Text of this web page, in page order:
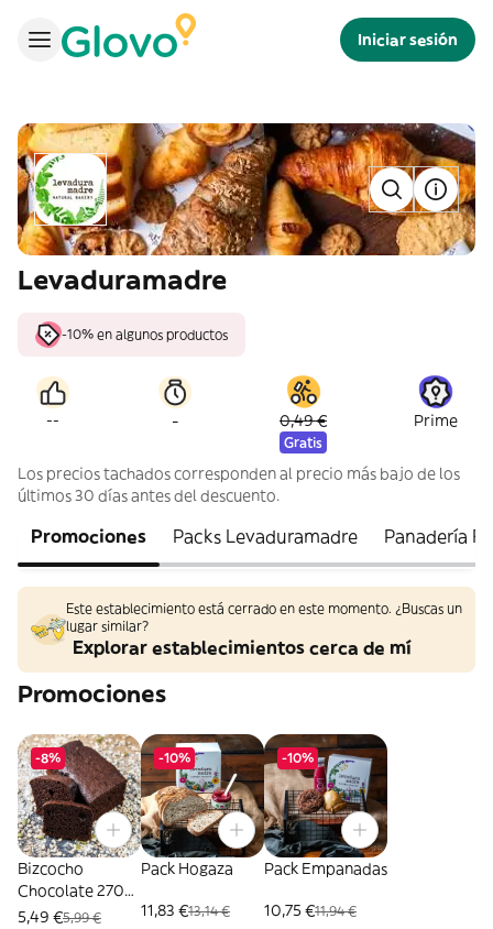
Iniciar sesión
Levaduramadre
-10% en algunos productos
-- - 0,49 €
Gratis
Prime
Los precios tachados corresponden al precio más bajo de los
últimos 30 días antes del descuento.
Promociones Packs Levaduramadre Panadería
Este establecimiento está cerrado en este momento. ¿Buscas un
lugar similar?
Explorar establecimientos cerca de mí
Promociones
-8%
Bizcocho
Chocolate 270
Gr.
5,49 €5,99 €
-10%
Pack Hogaza
11,83 €13,14 €
-10%
Pack Empanadas
10,75 €11,94 €